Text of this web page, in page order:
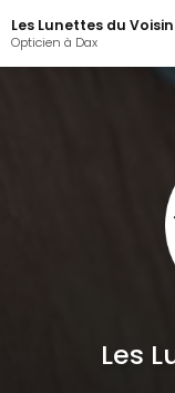
au
contenu
principal
Les Lunettes du Voisin
Opticien à Dax
Les